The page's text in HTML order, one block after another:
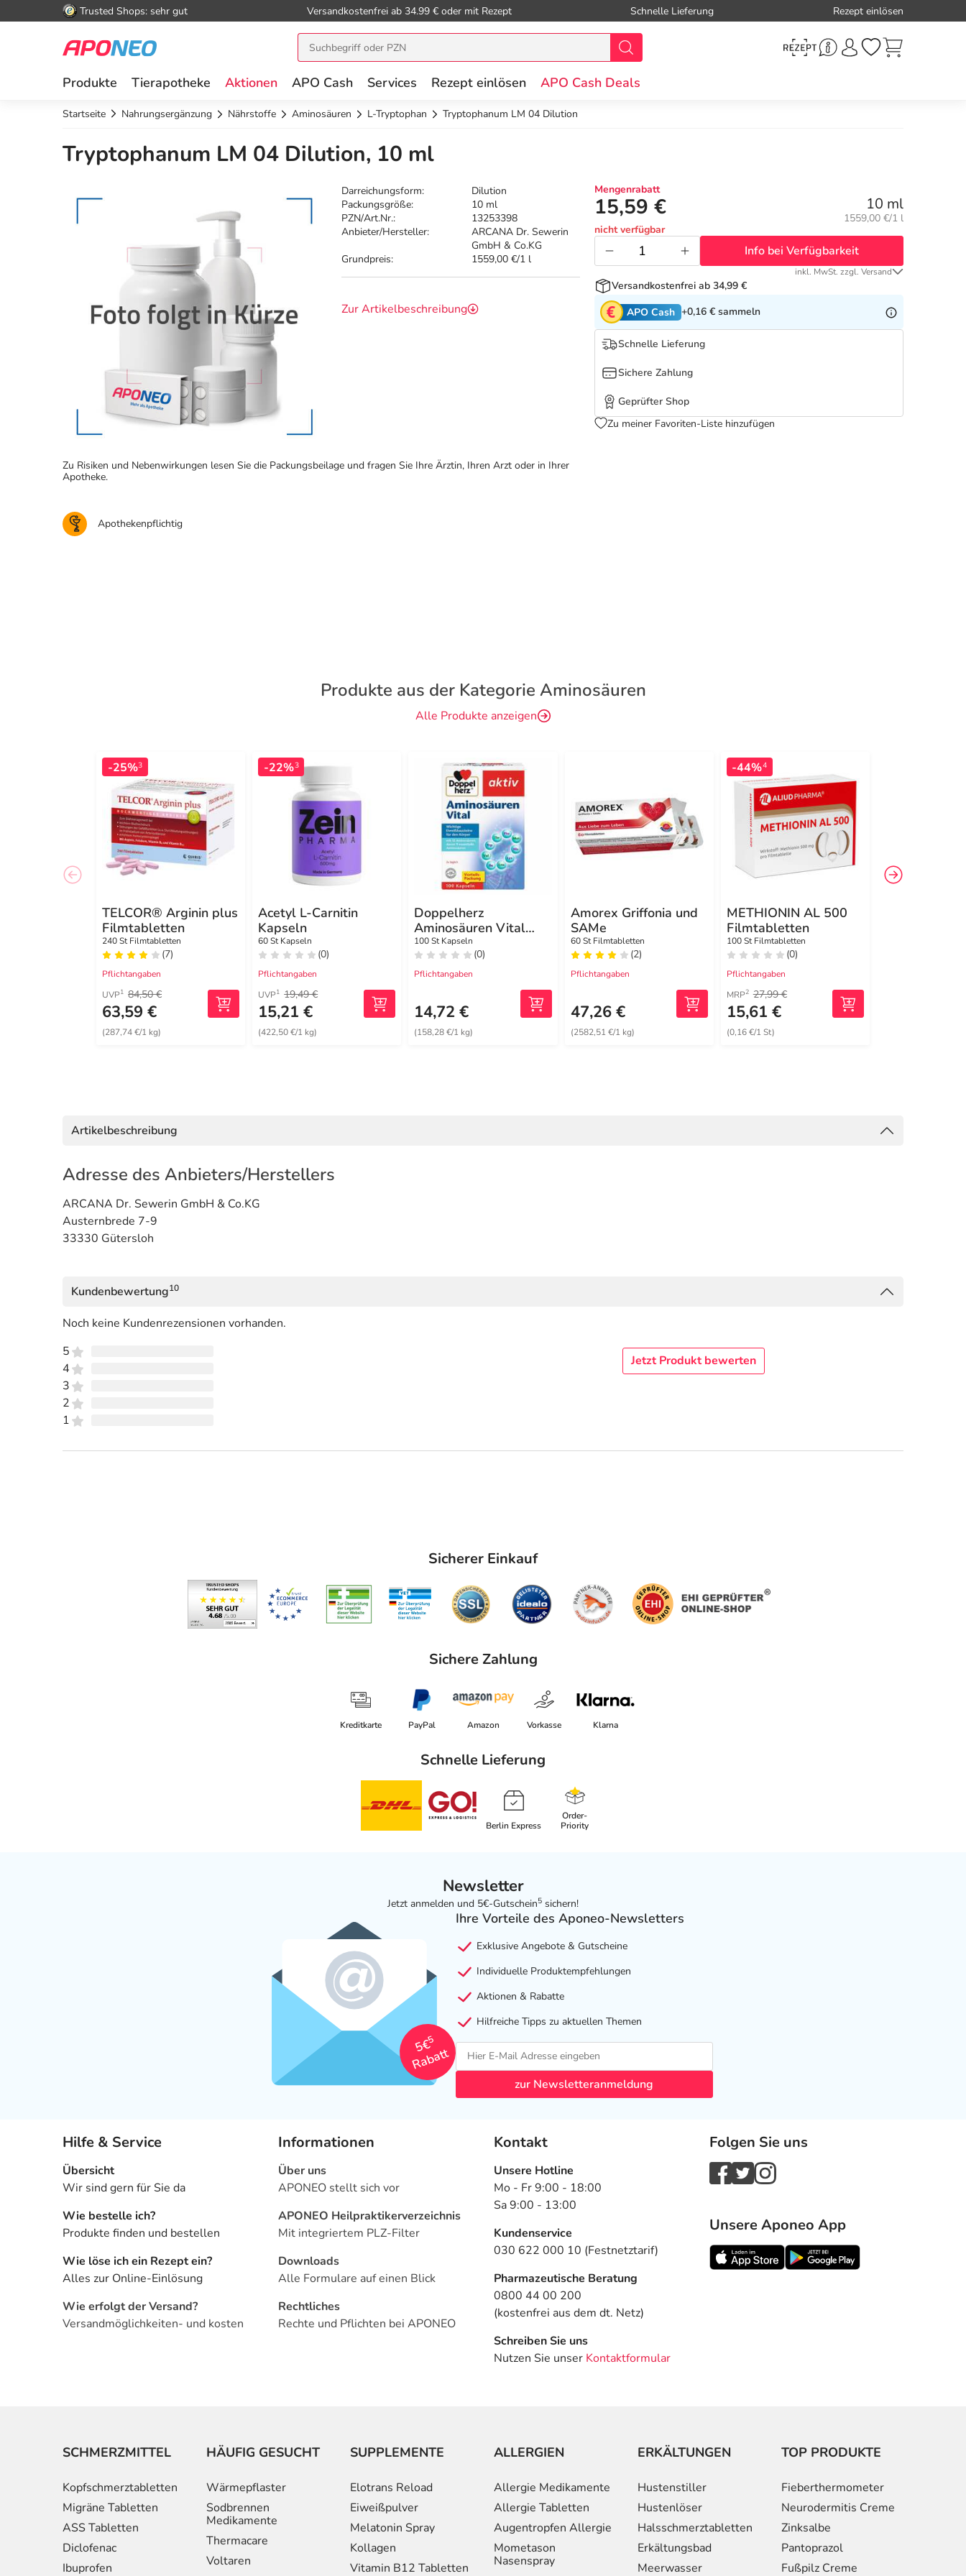
Trusted Shops: sehr gut Versandkostenfrei ab 34.99 € oder mit Rezept Schnelle Lieferung Rezept einlösen
Produkte Tierapotheke Aktionen APO Cash Services Rezept einlösen APO Cash Deals
Startseite Nahrungsergänzung Nährstoffe Aminosäuren L-Tryptophan Tryptophanum LM 04 Dilution
Tryptophanum LM 04 Dilution, 10 ml
Darreichungsform:
Dilution
Packungsgröße:
10 ml
PZN/Art.Nr.:
13253398
Anbieter/Hersteller:
ARCANA Dr. Sewerin
GmbH & Co.KG
Grundpreis:
1559,00 €/1 l
Zur Artikelbeschreibung
Mengenrabatt
15,59 € 10 ml
Grundpreis:
1559,00 €/1 l
nicht verfügbar
Info bei Verfügbarkeit
inkl. MwSt. zzgl. Versand
Versandkostenfrei ab 34,99 €
APO Cash +0,16 € sammeln
Schnelle Lieferung
Sichere Zahlung
Geprüfter Shop
Zu meiner Favoriten-Liste hinzufügen
Zu Risiken und Nebenwirkungen lesen Sie die Packungsbeilage und fragen Sie Ihre Ärztin, Ihren Arzt oder in Ihrer
Apotheke.
Apothekenpflichtig
Produkte aus der Kategorie Aminosäuren
Alle Produkte anzeigen
-25%3
TELCOR® Arginin plus
Filmtabletten
240 St Filmtabletten
(7)
Pflichtangaben
UVP1 84,50 €
63,59 €
(287,74 €/1 kg)
-22%3
Acetyl L-Carnitin
Kapseln
60 St Kapseln
(0)
Pflichtangaben
UVP1 19,49 €
15,21 €
(422,50 €/1 kg)
Doppelherz
Aminosäuren Vital
Kapseln
100 St Kapseln
(0)
Pflichtangaben
14,72 €
(158,28 €/1 kg)
Amorex Griffonia und
SAMe
60 St Filmtabletten
(2)
Pflichtangaben
47,26 €
(2582,51 €/1 kg)
-44%4
METHIONIN AL 500
Filmtabletten
100 St Filmtabletten
(0)
Pflichtangaben
MRP2 27,99 €
15,61 €
(0,16 €/1 St)
Artikelbeschreibung
Adresse des Anbieters/Herstellers
ARCANA Dr. Sewerin GmbH & Co.KG
Austernbrede 7-9
33330 Gütersloh
Kundenbewertung10
Noch keine Kundenrezensionen vorhanden.
5
4
3
2
1
Jetzt Produkt bewerten
Sicherer Einkauf
Sichere Zahlung
Kreditkarte PayPal Amazon Vorkasse Klarna
Schnelle Lieferung
Berlin Express
Order-
Priority
Newsletter
Jetzt anmelden und 5€-Gutschein5 sichern!
5€
5
Rabatt
Ihre Vorteile des Aponeo-Newsletters
Exklusive Angebote & Gutscheine
Individuelle Produktempfehlungen
Aktionen & Rabatte
Hilfreiche Tipps zu aktuellen Themen
zur Newsletteranmeldung
Hilfe & Service
Übersicht
Wir sind gern für Sie da
Wie bestelle ich?
Produkte finden und bestellen
Wie löse ich ein Rezept ein?
Alles zur Online-Einlösung
Wie erfolgt der Versand?
Versandmöglichkeiten- und kosten
Informationen
Über uns
APONEO stellt sich vor
APONEO Heilpraktikerverzeichnis
Mit integriertem PLZ-Filter
Downloads
Alle Formulare auf einen Blick
Rechtliches
Rechte und Pflichten bei APONEO
Kontakt
Unsere Hotline
Mo - Fr 9:00 - 18:00
Sa 9:00 - 13:00
Kundenservice
030 622 000 10 (Festnetztarif)
Pharmazeutische Beratung
0800 44 00 200
(kostenfrei aus dem dt. Netz)
Schreiben Sie uns
Nutzen Sie unser Kontaktformular
Folgen Sie uns
Unsere Aponeo App
SCHMERZMITTEL
Kopfschmerztabletten
Migräne Tabletten
ASS Tabletten
Diclofenac
Ibuprofen
HÄUFIG GESUCHT
Wärmepflaster
Sodbrennen
Medikamente
Thermacare
Voltaren
SUPPLEMENTE
Elotrans Reload
Eiweißpulver
Melatonin Spray
Kollagen
Vitamin B12 Tabletten
ALLERGIEN
Allergie Medikamente
Allergie Tabletten
Augentropfen Allergie
Mometason
Nasenspray
ERKÄLTUNGEN
Hustenstiller
Hustenlöser
Halsschmerztabletten
Erkältungsbad
Meerwasser
TOP PRODUKTE
Fieberthermometer
Neurodermitis Creme
Zinksalbe
Pantoprazol
Fußpilz Creme